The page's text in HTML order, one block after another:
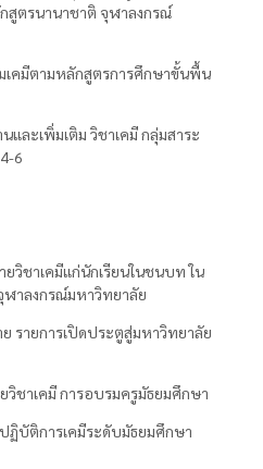
สูตรนานาชาติ จุฬาลงกรณ์
เคมีตามหลักสูตรการศึกษาขั้นพื้น
และเพิ่มเติม วิชาเคมี กลุ่มสาระ
6
วิชาเคมีแก่นักเรียนในชนบท ใน
ฬาลงกรณ์มหาวิทยาลัย
รายการเปิดประตูสู่มหาวิทยาลัย
วิชาเคมี การอบรมครูมัธยมศึกษา
ฏิบัติการเคมีระดับมัธยมศึกษา